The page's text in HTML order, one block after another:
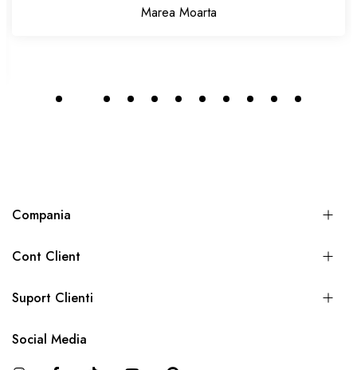
Marea Moarta
Compania
Cont Client
Suport Clienti
Social Media